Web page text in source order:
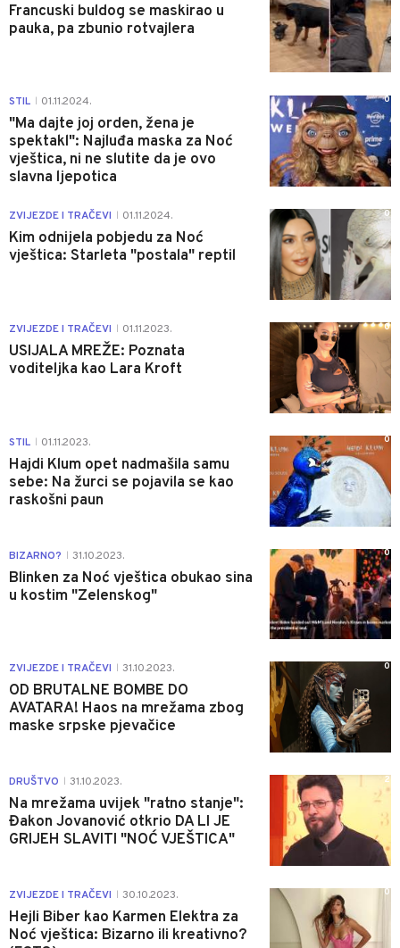
Francuski buldog se maskirao u
pauka, pa zbunio rotvajlera
STIL 01.11.2024.
"Ma dajte joj orden, žena je
spektakl": Najluđa maska za Noć
vještica, ni ne slutite da je ovo
slavna ljepotica
0
ZVIJEZDE I TRAČEVI 01.11.2024.
Kim odnijela pobjedu za Noć
vještica: Starleta "postala" reptil
0
ZVIJEZDE I TRAČEVI 01.11.2023.
USIJALA MREŽE: Poznata
voditeljka kao Lara Kroft
0
STIL 01.11.2023.
Hajdi Klum opet nadmašila samu
sebe: Na žurci se pojavila se kao
raskošni paun
0
BIZARNO? 31.10.2023.
Blinken za Noć vještica obukao sina
u kostim "Zelenskog"
0
ZVIJEZDE I TRAČEVI 31.10.2023.
OD BRUTALNE BOMBE DO
AVATARA! Haos na mrežama zbog
maske srpske pjevačice
0
DRUŠTVO 31.10.2023.
Na mrežama uvijek "ratno stanje":
Đakon Jovanović otkrio DA LI JE
GRIJEH SLAVITI "NOĆ VJEŠTICA"
2
ZVIJEZDE I TRAČEVI 30.10.2023.
Hejli Biber kao Karmen Elektra za
Noć vještica: Bizarno ili kreativno?
0